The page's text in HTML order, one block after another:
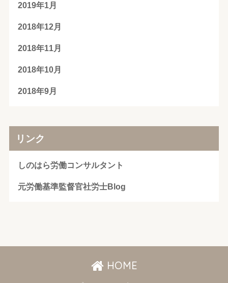
2019年1月
2018年12月
2018年11月
2018年10月
2018年9月
リンク
しのはら労働コンサルタント
元労働基準監督官社労士Blog
HOME